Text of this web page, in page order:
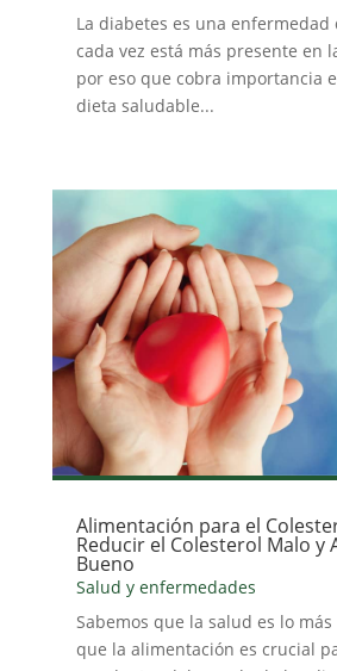
La diabetes es una enfermedad
cada vez está más presente en
por eso que cobra importancia
dieta saludable...
Alimentación para el
Reducir el Colesterol Malo y
Bueno
Salud y enfermedades
Sabemos que la salud es lo
que la alimentación es crucial